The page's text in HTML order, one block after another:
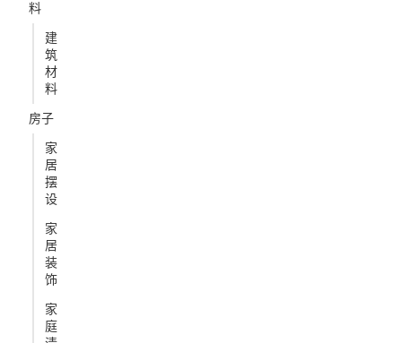
料
建
筑
材
料
房子
家
居
摆
设
家
居
装
饰
家
庭